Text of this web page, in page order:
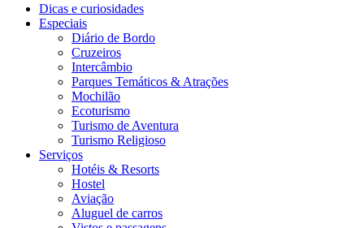
Dicas e curiosidades
Especiais
Diário de Bordo
Cruzeiros
Intercâmbio
Parques Temáticos & Atrações
Mochilão
Ecoturismo
Turismo de Aventura
Turismo Religioso
Serviços
Hotéis & Resorts
Hostel
Aviação
Aluguel de carros